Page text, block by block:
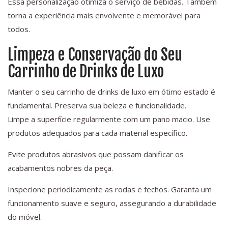
torna a experiência mais envolvente e memorável para
todos.
Limpeza e Conservação do Seu
Carrinho de Drinks de Luxo
Manter o seu carrinho de drinks de luxo em ótimo estado é
fundamental. Preserva sua beleza e funcionalidade.
Limpe a superfície regularmente com um pano macio. Use
produtos adequados para cada material específico.
Evite produtos abrasivos que possam danificar os
acabamentos nobres da peça.
Inspecione periodicamente as rodas e fechos. Garanta um
funcionamento suave e seguro, assegurando a durabilidade
do móvel.